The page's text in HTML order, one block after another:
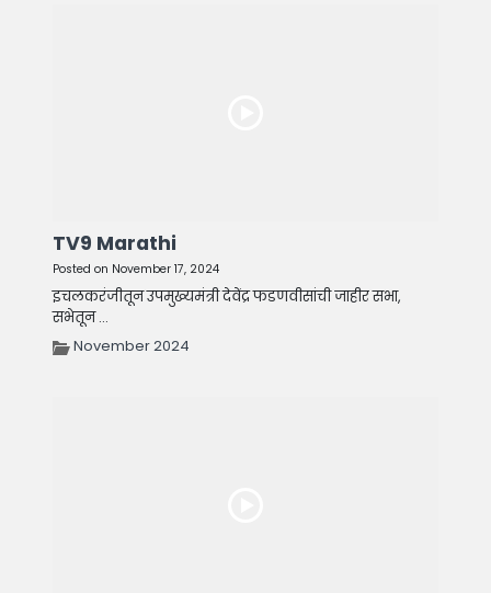
TV9 Marathi
Posted on November 17, 2024
इचलकरंजीतून उपमुख्यमंत्री देवेंद्र फडणवीसांची जाहीर सभा,
सभेतून ...
November 2024